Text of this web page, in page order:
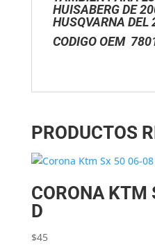
HUISABERG DE
HUSQVARNA
CODIGO OEM
PRODUCTOS
CORONA
D
$45